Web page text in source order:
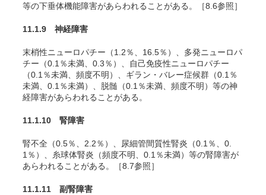
等の下垂体機能障害があらわれることがある。［8.6参照］
11.1.9 神経障害
末梢性ニューロパチー（1.2％、16.5％）、多発ニューロパ
チー（0.1％未満、0.3％）、自己免疫性ニューロパチー
（0.1％未満、頻度不明）、ギラン・バレー症候群（0.1％
未満、0.1％未満）、脱髄（0.1％未満、頻度不明）等の神
経障害があらわれることがある。
11.1.10 腎障害
腎不全（0.5％、2.2％）、尿細管間質性腎炎（0.1％、0.
1％）、糸球体腎炎（頻度不明、0.1％未満）等の腎障害が
あらわれることがある。［8.7参照］
11.1.11 副腎障害